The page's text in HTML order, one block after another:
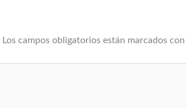
Los campos obligatorios están marcados con